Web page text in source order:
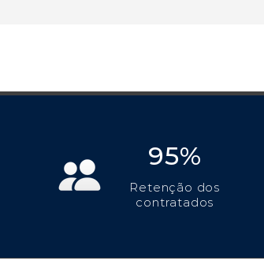
95%
Retenção dos
contratados